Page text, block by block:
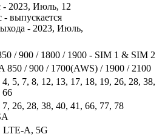
- 2023, Июль, 12
- выпускается
- 2023, Июль,
/ 900 / 1800 / 1900 - SIM 1 & SIM 2
850 / 900 / 1700(AWS) / 1900 / 2100
4, 5, 7, 8, 12, 13, 17, 18, 19, 26, 28, 38,
66
7, 26, 28, 38, 40, 41, 66, 77, 78
LTE-A, 5G